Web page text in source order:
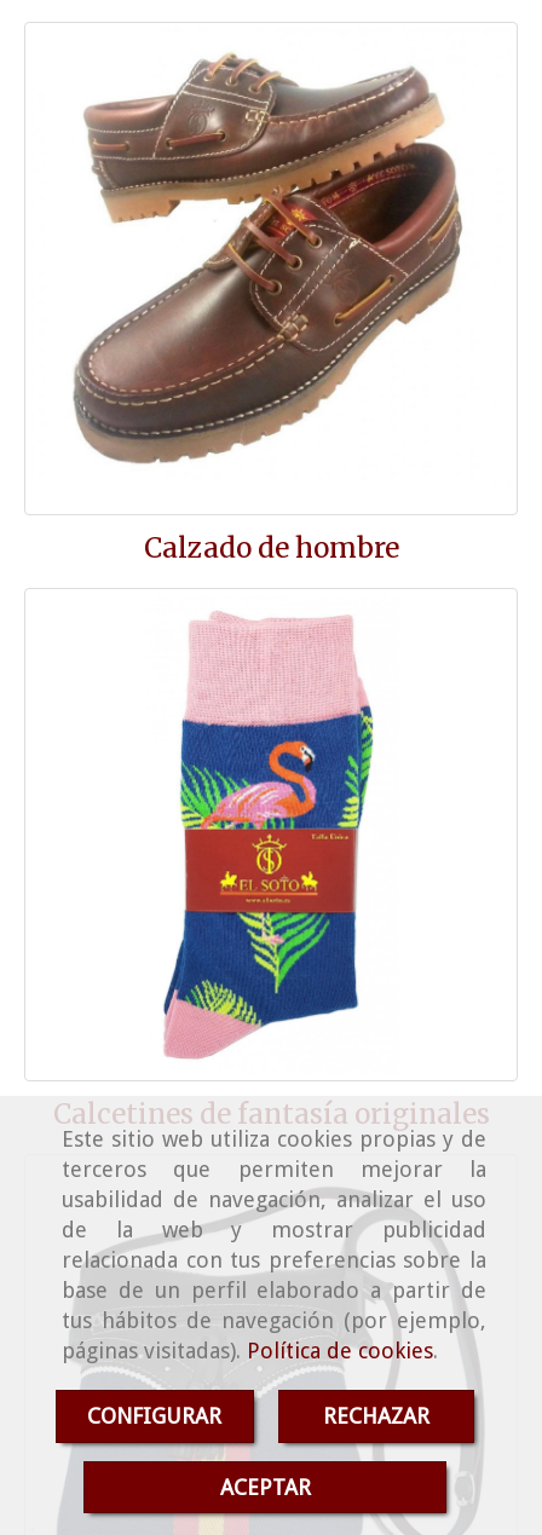
Este sitio web utiliza cookies propias y de
terceros que permiten mejorar la
usabilidad de navegación, analizar el uso
de la web y mostrar publicidad
relacionada con tus preferencias sobre la
base de un perfil elaborado a partir de
tus hábitos de navegación (por ejemplo,
páginas visitadas). Política de cookies.
CONFIGURAR RECHAZAR
ACEPTAR
Calzado de hombre
Calcetines de fantasía originales